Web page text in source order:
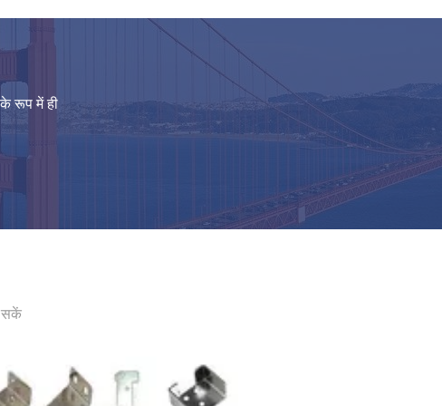
स्टेनलेस कार्बन स्टील स्टैम्पिंग
कस्टम स्टैम्पिंग सजावटी एल आकार धातु ब्रैकेट कोण ब्रैकेट
रूप में ही
सकें